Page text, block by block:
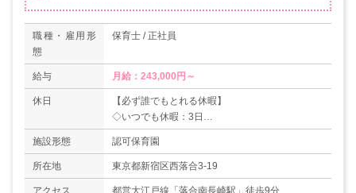
職種・雇用形
態
保育士 / 正社員
給与 月給：243,000円～
休日
【必ず誰でもとれる休暇】
◇いつでも休暇：3日
◇アニバーサリー休暇：1日
◇年次有給休暇：10日
＊年間休日（公休）：126日
【対象者がとれる休暇】
施設形態 認可保育園
所在地 東京都新宿区西落合3-19
アクセス 都営大江戸線「落合南長崎駅」徒歩9分